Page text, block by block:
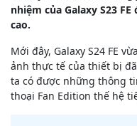
nhiệm của Galaxy S23
cao.
Mới đây, Galaxy S24 FE
ảnh thực tế của thiết bị
ta có được những thông
thoại Fan Edition thế hệ